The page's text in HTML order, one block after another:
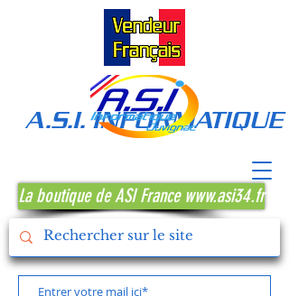
A.S.I.
La boutique de ASI France www.asi34.fr